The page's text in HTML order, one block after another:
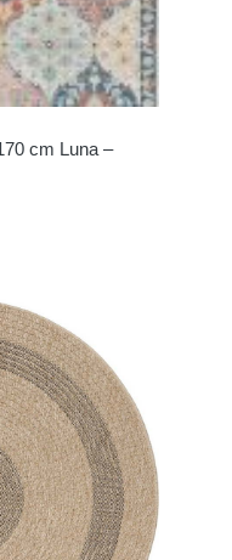
cm Luna –